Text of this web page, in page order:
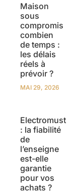
Maison
sous
compromis
combien
de temps :
les délais
réels à
prévoir ?
MAI 29, 2026
Electromust
: la fiabilité
de
l’enseigne
est-elle
garantie
pour vos
achats ?